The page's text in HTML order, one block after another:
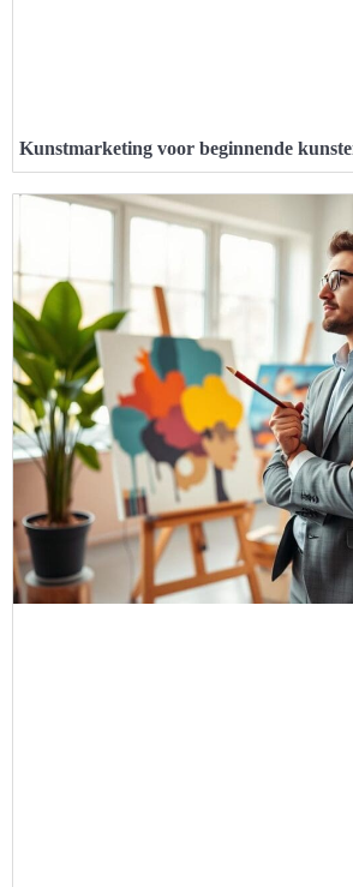
Kunstmarketing voor beginnende